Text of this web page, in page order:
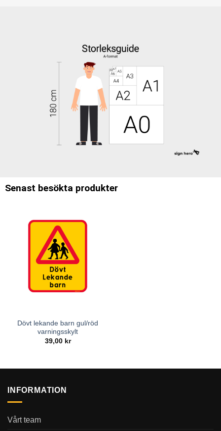
Senast besökta produkter
Dövt lekande barn gul/röd
varningsskylt
39,00 kr
INFORMATION
Vårt team